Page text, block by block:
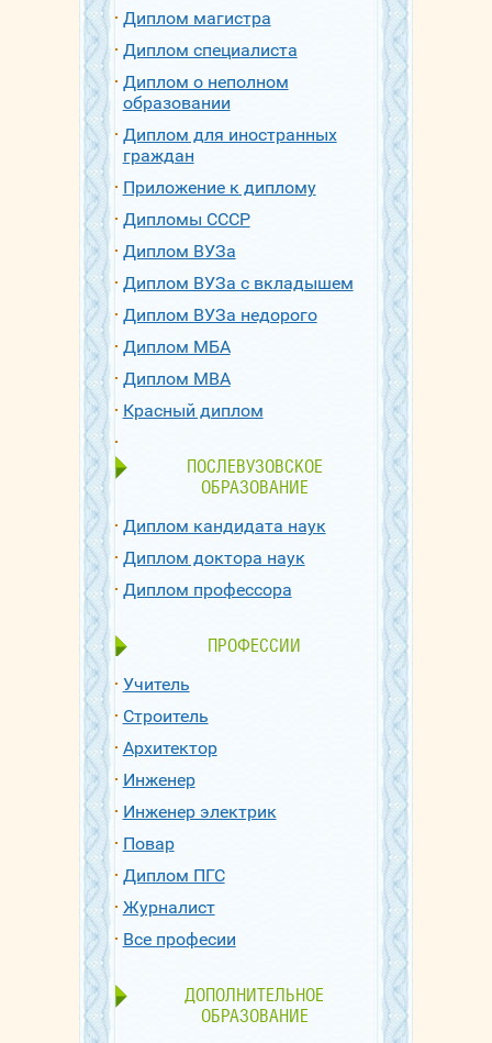
Диплом магистра
Диплом специалиста
Диплом о неполном
образовании
Диплом для иностранных
граждан
Приложение к диплому
Дипломы СССР
Диплом ВУЗа
Диплом ВУЗа с вкладышем
Диплом ВУЗа недорого
Диплом МБА
Диплом МВА
Красный диплом
ПОСЛЕВУЗОВСКОЕ
ОБРАЗОВАНИЕ
Диплом кандидата наук
Диплом доктора наук
Диплом профессора
ПРОФЕССИИ
Учитель
Строитель
Архитектор
Инженер
Инженер электрик
Повар
Диплом ПГС
Журналист
Все професии
ДОПОЛНИТЕЛЬНОЕ
ОБРАЗОВАНИЕ